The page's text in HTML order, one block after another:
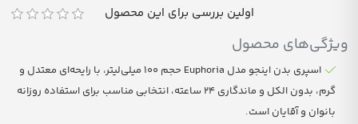
اولین بررسی برای این محصول
ویژگی‌های محصول
اسپری بدن اینجو مدل Euphoria حجم ۱۰۰ میلی‌لیتر، با رایحه‌ای معتدل و
گرم، بدون الکل و ماندگاری ۲۴ ساعته، انتخابی مناسب برای استفاده روزانه
بانوان و آقایان است.